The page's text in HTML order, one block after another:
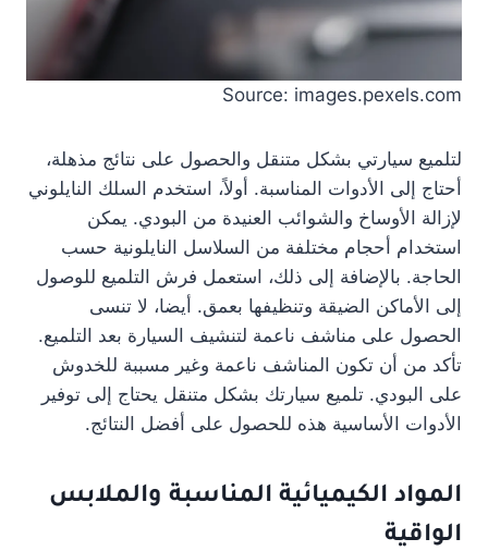
Source: images.pexels.com
لتلميع سيارتي بشكل متنقل والحصول على نتائج مذهلة،
أحتاج إلى الأدوات المناسبة. أولاً، استخدم السلك النايلوني
لإزالة الأوساخ والشوائب العنيدة من البودي. يمكن
استخدام أحجام مختلفة من السلاسل النايلونية حسب
الحاجة. بالإضافة إلى ذلك، استعمل فرش التلميع للوصول
إلى الأماكن الضيقة وتنظيفها بعمق. أيضا، لا تنسى
الحصول على مناشف ناعمة لتنشيف السيارة بعد التلميع.
تأكد من أن تكون المناشف ناعمة وغير مسببة للخدوش
على البودي. تلميع سيارتك بشكل متنقل يحتاج إلى توفير
الأدوات الأساسية هذه للحصول على أفضل النتائج.
المواد الكيميائية المناسبة والملابس
الواقية